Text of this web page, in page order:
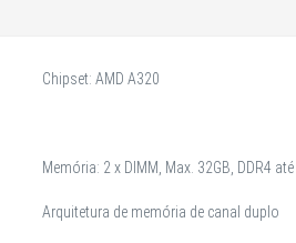
Chipset: AMD A320
Memória: 2 x DIMM, Max. 32GB, DDR4
Arquitetura de memória de canal duplo